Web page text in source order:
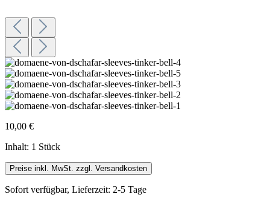
10,00 €
Inhalt: 1 Stück
Preise inkl. MwSt. zzgl. Versandkosten
Sofort verfügbar, Lieferzeit: 2-5 Tage